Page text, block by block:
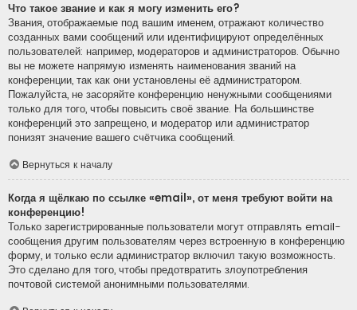
Что такое звание и как я могу изменить его?
Звания, отображаемые под вашим именем, отражают количество
созданных вами сообщений или идентифицируют определённых
пользователей: например, модераторов и администраторов. Обычно
вы не можете напрямую изменять наименования званий на
конференции, так как они установлены её администратором.
Пожалуйста, не засоряйте конференцию ненужными сообщениями
только для того, чтобы повысить своё звание. На большинстве
конференций это запрещено, и модератор или администратор
понизят значение вашего счётчика сообщений.
Вернуться к началу
Когда я щёлкаю по ссылке «email», от меня требуют войти на
конференцию!
Только зарегистрированные пользователи могут отправлять email-
сообщения другим пользователям через встроенную в конференцию
форму, и только если администратор включил такую возможность.
Это сделано для того, чтобы предотвратить злоупотребления
почтовой системой анонимными пользователями.